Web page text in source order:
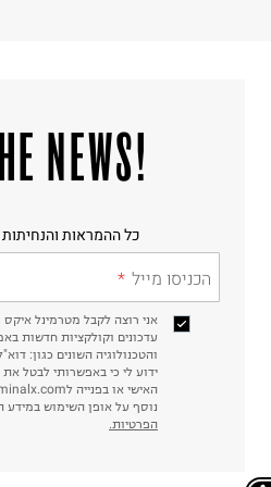
!GET THE NEWS
כל ההמראות
הכניסו מייל
אני רוצה לקבל מטרמינל
עדכונים וקולקציות חדשות
והטכנולוגיה השונים כגון:
ידוע לי כי באפשרותי לבטל
נוסף על אופן השימוש במידע
הפרטיות.